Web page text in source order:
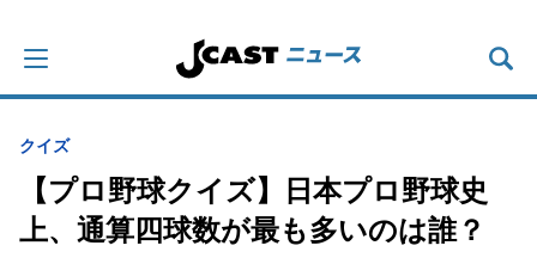
クイズ
【プロ野球クイズ】日本プロ野球史
上、通算四球数が最も多いのは誰？